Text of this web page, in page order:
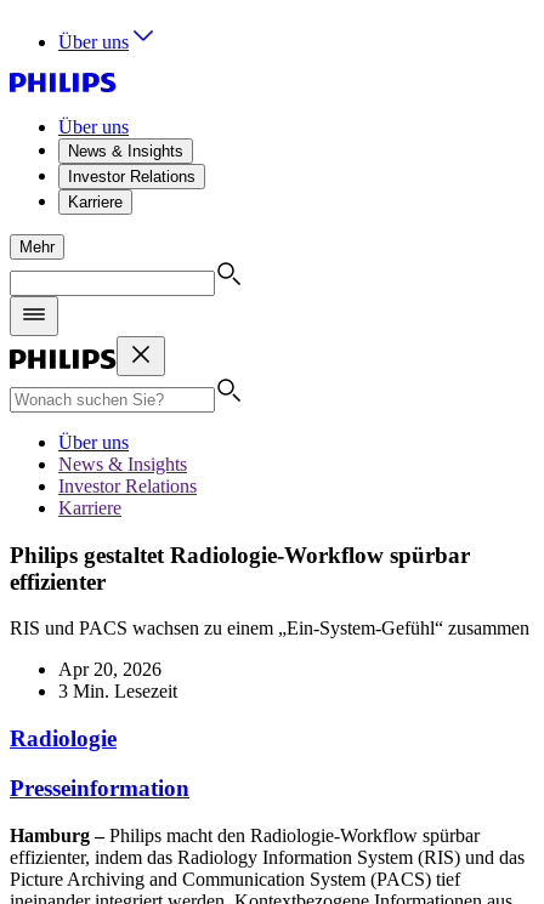
Über uns
Über uns
News & Insights
Investor Relations
Karriere
Mehr
Über uns
News & Insights
Investor Relations
Karriere
Philips gestaltet Radiologie-Workflow spürbar
effizienter
RIS und PACS wachsen zu einem „Ein-System-Gefühl“ zusammen
Apr 20, 2026
3 Min. Lesezeit
Radiologie
Presseinformation
Hamburg –Philips macht den Radiologie-Workflow spürbar
effizienter, indem das Radiology Information System (RIS) und das
Picture Archiving and Communication System (PACS) tief